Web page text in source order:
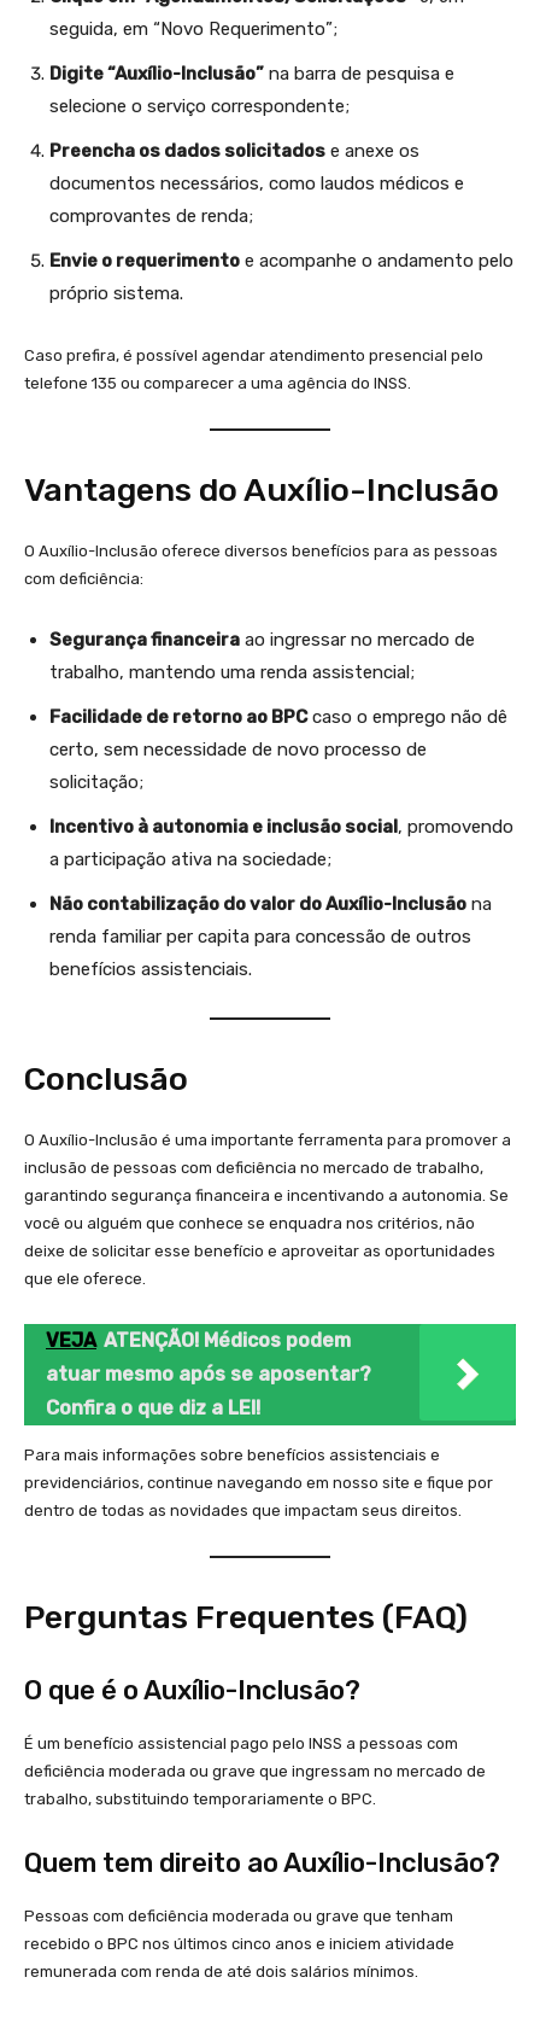
seguida, em “Novo Requerimento”;
Digite “Auxílio-Inclusão” na barra de pesquisa e
selecione o serviço correspondente;
Preencha os dados solicitados e anexe os
documentos necessários, como laudos médicos e
comprovantes de renda;
Envie o requerimento e acompanhe o andamento pelo
próprio sistema.
Caso prefira, é possível agendar atendimento presencial pelo
telefone 135 ou comparecer a uma agência do INSS.
Vantagens do Auxílio-Inclusão
O Auxílio-Inclusão oferece diversos benefícios para as pessoas
com deficiência:
Segurança financeira ao ingressar no mercado de
trabalho, mantendo uma renda assistencial;
Facilidade de retorno ao BPCcaso o emprego não dê
certo, sem necessidade de novo processo de
solicitação;
Incentivo à autonomia e inclusão social, promovendo
a participação ativa na sociedade;
Não contabilização do valor do Auxílio-Inclusão na
renda familiar per capita para concessão de outros
benefícios assistenciais.
Conclusão
O Auxílio-Inclusão é uma importante ferramenta para promover a
inclusão de pessoas com deficiência no mercado de trabalho,
garantindo segurança financeira e incentivando a autonomia. Se
você ou alguém que conhece se enquadra nos critérios, não
deixe de solicitar esse benefício e aproveitar as oportunidades
que ele oferece.
VEJA ATENÇÃO! Médicos podem
atuar mesmo após se aposentar?
Confira o que diz a LEI!
Para mais informações sobre benefícios assistenciais e
previdenciários, continue navegando em nosso site e fique por
dentro de todas as novidades que impactam seus direitos.
Perguntas Frequentes (FAQ)
O que é o Auxílio-Inclusão?
É um benefício assistencial pago pelo INSS a pessoas com
deficiência moderada ou grave que ingressam no mercado de
trabalho, substituindo temporariamente o BPC.
Quem tem direito ao Auxílio-Inclusão?
Pessoas com deficiência moderada ou grave que tenham
recebido o BPC nos últimos cinco anos e iniciem atividade
remunerada com renda de até dois salários mínimos.